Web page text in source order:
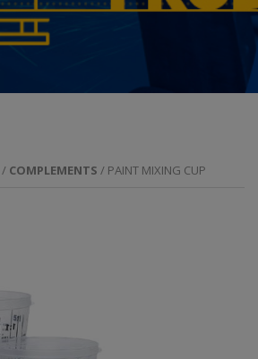
/ COMPLEMENTS / PAINT MIXING CUP